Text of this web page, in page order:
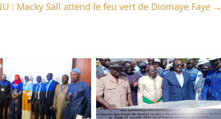
: Macky Sall attend le feu vert de Diomaye Faye →